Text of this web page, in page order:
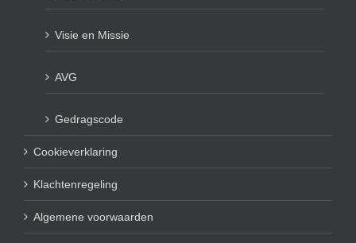
Visie en Missie
AVG
Gedragscode
Cookieverklaring
Klachtenregeling
Algemene voorwaarden